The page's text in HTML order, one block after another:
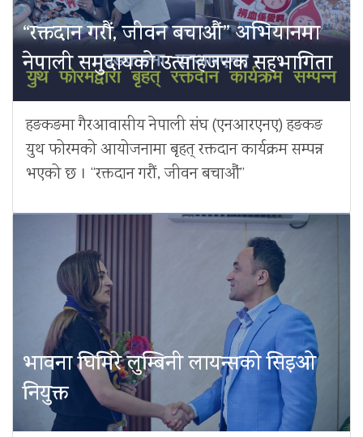
“रक्तदान गरौं, जीवन बचाऔं” अभियानमा
नेपाली समुदायको उत्साहजनक सहभागिता
हङकङमा गैरआवासीय नेपाली संघ (एनआरएनए) हङकङ
युथ फोरमको आयोजनामा बृहत् रक्तदान कार्यक्रम सम्पन्न
भएको छ । “रक्तदान गरौं, जीवन बचाऔं”
भावना घिमिरे लुम्बिनी लायन्सको सिइओ
नियुक्त